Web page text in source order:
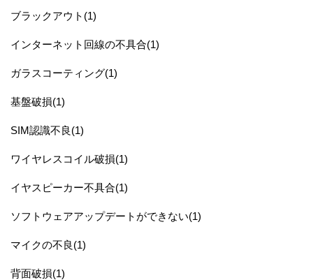
ブラックアウト(1)
インターネット回線の不具合(1)
ガラスコーティング(1)
基盤破損(1)
SIM認識不良(1)
ワイヤレスコイル破損(1)
イヤスピーカー不具合(1)
ソフトウェアアップデートができない(1)
マイクの不良(1)
背面破損(1)